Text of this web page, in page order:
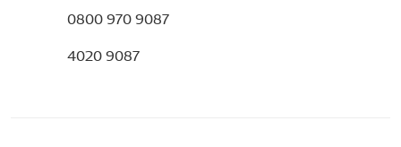
0800 970 9087
4020 9087